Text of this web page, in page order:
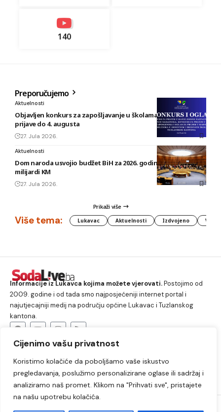
Cijenimo vašu privatnost
Koristimo kolačiće da poboljšamo vaše iskustvo
pregledavanja, poslužimo personalizirane oglase ili sadržaj i
analiziramo naš promet. Klikom na "Prihvati sve", pristajete
na našu upotrebu kolačića.
140
Preporučujemo
Aktuelnosti
Objavljen konkurs za zapošljavanje u školama TK: Rok za
prijave do 4. augusta
27. Jula 2026.
Aktuelnosti
Dom naroda usvojio budžet BiH za 2026. godinu vrijedan 1,58
milijardi KM
27. Jula 2026.
Prikaži više
Više tema: Lukavac Aktuelnosti Izdvojeno
Informacije iz Lukavca kojima možete vjerovati.Postojimo od
2009. godine i od tada smo najposjećeniji internet portal i
najutjecajniji medij na području općine Lukavac i Tuzlanskog
kantona.
Lukavac Društvo Crna hronika
Sport
Kultura
Kolumne Slobodno vrijeme